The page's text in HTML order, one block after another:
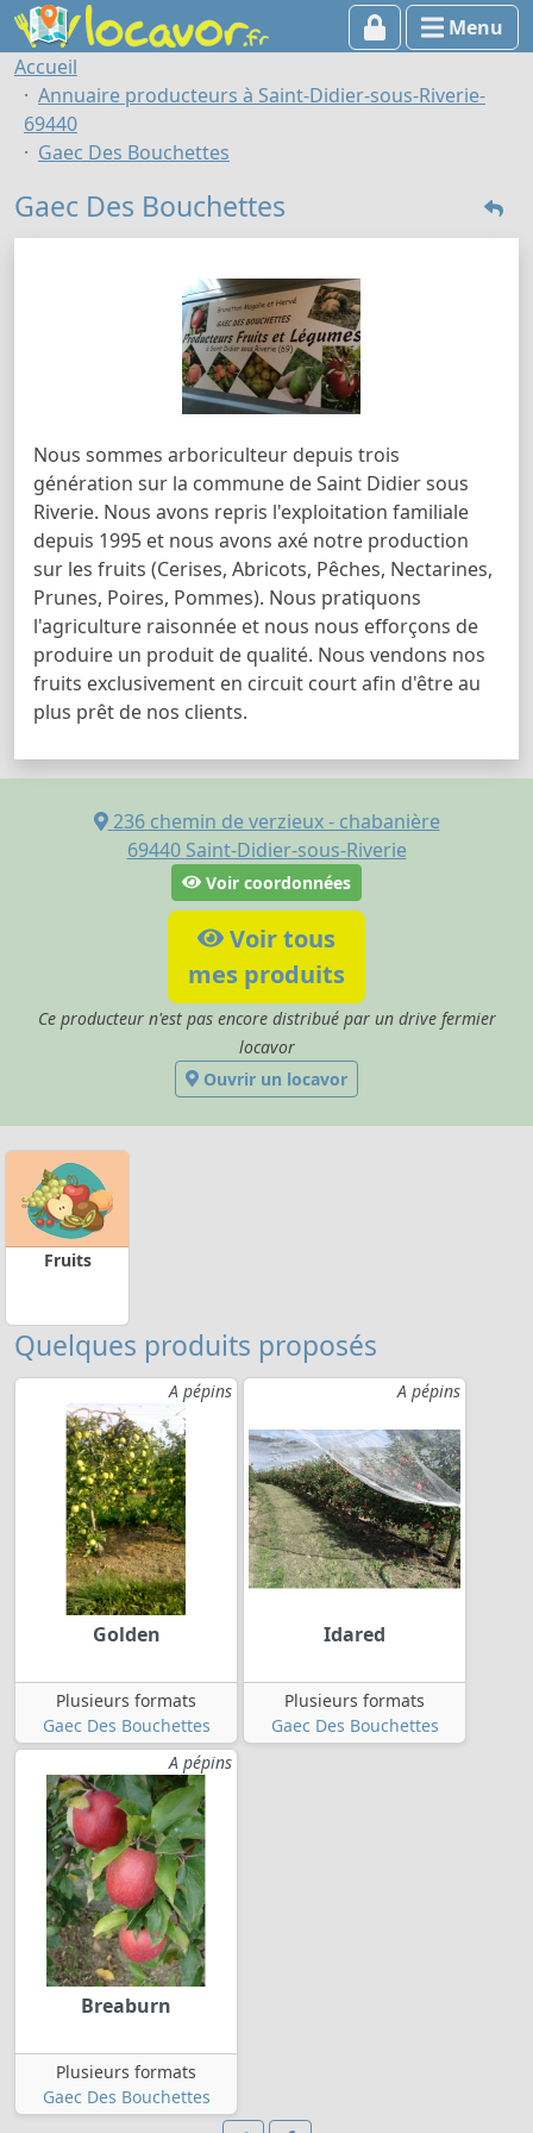
Menu
Accueil
Annuaire producteurs à Saint-Didier-sous-Riverie-
69440
Gaec Des Bouchettes
Gaec Des Bouchettes
Nous sommes arboriculteur depuis trois
génération sur la commune de Saint Didier sous
Riverie. Nous avons repris l'exploitation familiale
depuis 1995 et nous avons axé notre production
sur les fruits (Cerises, Abricots, Pêches, Nectarines,
Prunes, Poires, Pommes). Nous pratiquons
l'agriculture raisonnée et nous nous efforçons de
produire un produit de qualité. Nous vendons nos
fruits exclusivement en circuit court afin d'être au
plus prêt de nos clients.
236 chemin de verzieux - chabanière
69440 Saint-Didier-sous-Riverie
Voir coordonnées
Voir tous
mes produits
Ce producteur n'est pas encore distribué par un drive fermier
locavor
Ouvrir un locavor
Fruits
Quelques produits proposés
A pépins
Golden
Plusieurs formats
Gaec Des Bouchettes
A pépins
Idared
Plusieurs formats
Gaec Des Bouchettes
A pépins
Breaburn
Plusieurs formats
Gaec Des Bouchettes